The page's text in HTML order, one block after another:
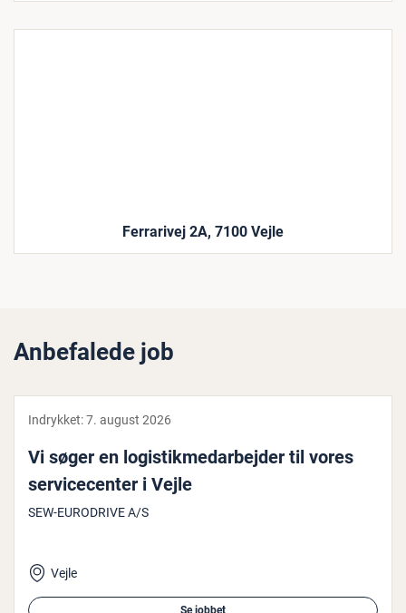
Ferrarivej 2A, 7100 Vejle
Anbefalede job
Indrykket:7. august 2026
Vi søger en lo­gi­stik­me­d­ar­bej­der til vores
ser­vi­ce­cen­ter i Vejle
SEW-EURODRIVE A/S
Vejle
Se jobbet